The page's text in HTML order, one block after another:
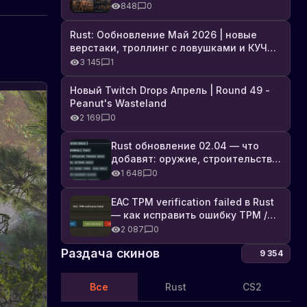
броня, Industrial DLC и полный
список изменений
848 0
Rust: Ообновление Май 2026 | новые
верстаки, троллинг с ловушками и КУЧА
DLC3 145 1
Новый Twitch Drops Апрель | Round 49 -
Peanut's Wasteland
2 169 0
Rust обновление 02.04 — что
добавят: оружие, строительство,
технологии и Farming 2.5
1 648 0
EAC TPM verification failed в Rust
— как исправить ошибку TPM /
Secure Boot
2 087 0
Раздача скинов 9 354
Все Rust CS2